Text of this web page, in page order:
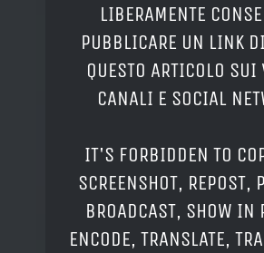
LIBERAMENTE
PUBBLICARE UN LINK
QUESTO ARTICOLO SUI
CANALI E SOCIAL
IT'S FORBIDDEN TO
SCREENSHOT, REPOST,
BROADCAST, SHOW IN
ENCODE, TRANSLATE,